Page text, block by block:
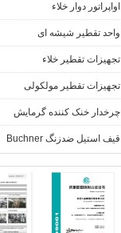
اواپراتور دوار خلاء
واحد تقطیر شیشه ای
تجهیزات تقطیر خلاء
تجهیزات تقطیر مولکولی
چرخدار خنک کننده گرمایش
قیف استیل ضدزنگ Buchner